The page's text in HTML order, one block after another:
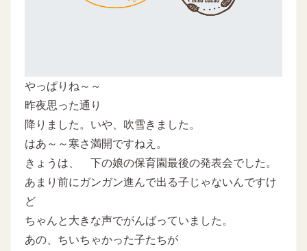
やっぱりね～～
昨夜思った通り
降りました。いや、吹雪きました。
はあ～～寒さ満開ですねえ。
きょうは、 下の娘の保育園最後の発表会でした。
あまり前にガンガン進んで出る子じゃないんですけ
ど
ちゃんと大きな声でがんばっていました。
あの、ちいちゃかった子たちが